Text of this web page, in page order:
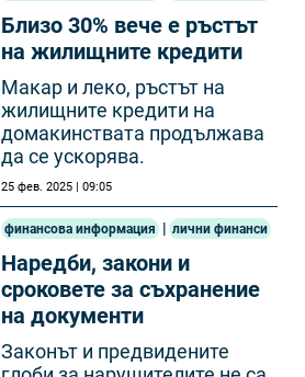
Близо 30% вече е ръстът
на жилищните кредити
Макар и леко, ръстът на
жилищните кредити на
домакинствата продължава
да се ускорява.
25 фев. 2025 | 09:05
финансова информация | лични финанси
Наредби, закони и
сроковете за съхранение
на документи
Законът и предвидените